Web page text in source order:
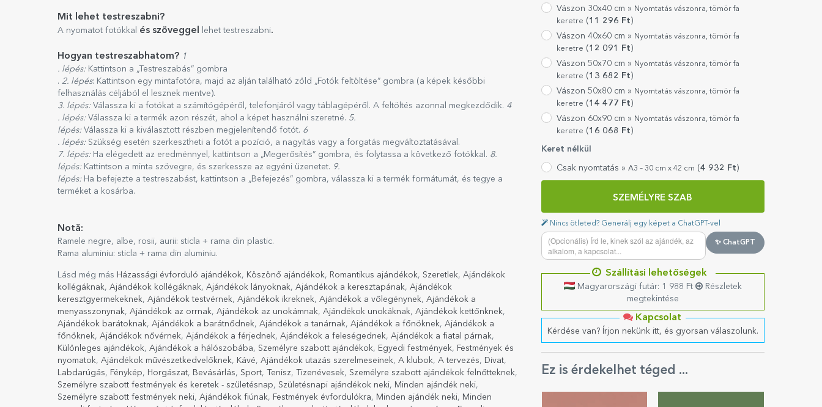
Vászon 30x40 cm » Nyomtatás vászonra, tömör fa
keretre ( 11 296 Ft )
Vászon 40x60 cm » Nyomtatás vászonra, tömör fa
keretre ( 12 091 Ft )
Vászon 50x70 cm » Nyomtatás vászonra, tömör fa
keretre ( 13 682 Ft )
Vászon 50x80 cm » Nyomtatás vászonra, tömör fa
keretre ( 14 477 Ft )
Vászon 60x90 cm » Nyomtatás vászonra, tömör fa
keretre ( 16 068 Ft )
Keret nélkül
Csak nyomtatás » A3 – 30 cm x 42 cm (4 932 Ft )
SZEMÉLYRE SZAB
Nincs ötleted? Generálj egy képet a ChatGPT-vel
✨ ChatGPT
Szállítási lehetőségek
Magyarországi futár: 1 988 Ft
Részletek
megtekintése
Kapcsolat
Kérdése van? Írjon nekünk itt, és gyorsan válaszolunk.
Ez is érdekelhet téged ...
Mit lehet testreszabni?
A nyomatot fotókkal és szöveggel lehet testreszabni.
Hogyan testreszabhatom? 1
. lépés: Kattintson a „Testreszabás” gombra
. 2. lépés: Kattintson egy mintafotóra, majd az alján található zöld „Fotók feltöltése” gombra (a képek későbbi
felhasználás céljából el lesznek mentve).
3. lépés: Válassza ki a fotókat a számítógépéről, telefonjáról vagy táblagépéről. A feltöltés azonnal megkezdődik. 4
. lépés: Válassza ki a termék azon részét, ahol a képet használni szeretné. 5.
lépés: Válassza ki a kiválasztott részben megjelenítendő fotót. 6
. lépés: Szükség esetén szerkesztheti a fotót a pozíció, a nagyítás vagy a forgatás megváltoztatásával.
7. lépés: Ha elégedett az eredménnyel, kattintson a „Megerősítés” gombra, és folytassa a következő fotókkal. 8.
lépés: Kattintson a minta szövegre, és szerkessze az egyéni üzenetet. 9.
lépés: Ha befejezte a testreszabást, kattintson a „Befejezés” gombra, válassza ki a termék formátumát, és tegye a
terméket a kosárba.
Notă:
Ramele negre, albe, rosii, aurii: sticla + rama din plastic.
Rama aluminiu: sticla + rama din aluminiu.
Lásd még más Házassági évforduló ajándékok, Köszönő ajándékok, Romantikus ajándékok, Szeretlek, Ajándékok
kollégáknak, Ajándékok kollégáknak, Ajándékok lányoknak, Ajándékok a keresztapának, Ajándékok
keresztgyermekeknek, Ajándékok testvérnek, Ajándékok ikreknek, Ajándékok a vőlegénynek, Ajándékok a
menyasszonynak, Ajándékok az orrnak, Ajándékok az unokámnak, Ajándékok unokáknak, Ajándékok kettőnknek,
Ajándékok barátoknak, Ajándékok a barátnődnek, Ajándékok a tanárnak, Ajándékok a főnöknek, Ajándékok a
főnöknek, Ajándékok nővérnek, Ajándékok a férjednek, Ajándékok a feleségednek, Ajándékok a fiatal párnak,
Különleges ajándékok, Ajándékok a hálószobába, Személyre szabott ajándékok, Egyedi festmények, Festmények és
nyomatok, Ajándékok művészetkedvelőknek, Kávé, Ajándékok utazás szerelmeseinek, A klubok, A tervezés, Divat,
Labdarúgás, Fénykép, Horgászat, Bevásárlás, Sport, Tenisz, Tizenévesek, Személyre szabott ajándékok felnőtteknek,
Személyre szabott festmények és keretek - születésnap, Születésnapi ajándékok neki, Minden ajándék neki,
Személyre szabott festmények neki, Ajándékok fiúnak, Festmények évfordulókra, Minden ajándék neki, Minden